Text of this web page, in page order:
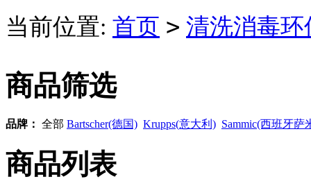
当前位置: 首页 > 清洗消毒环
商品筛选
品牌： 全部 Bartscher(德国) Krupps(意大利) Sammic(西班牙萨
商品列表